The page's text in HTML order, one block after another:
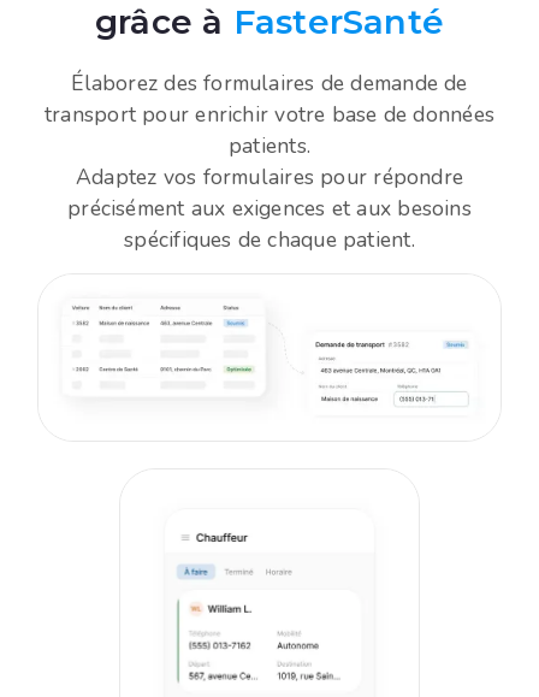
grâce à FasterSanté
Élaborez des formulaires de demande de
transport pour enrichir votre base de données
patients.
Adaptez vos formulaires pour répondre
précisément aux exigences et aux besoins
spécifiques de chaque patient.